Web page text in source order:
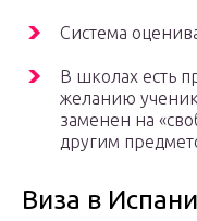
Система
В школах есть
желанию
заменен на
другим
Виза в